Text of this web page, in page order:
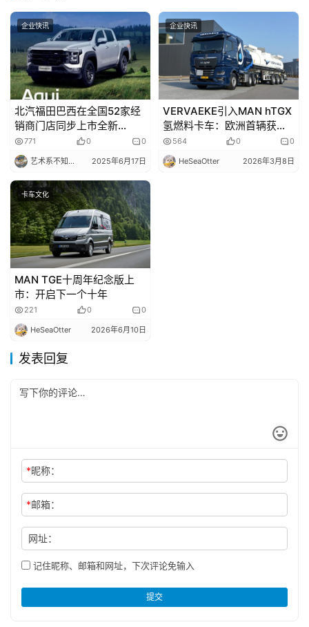
企业快讯
北汽福田巴西在全国52家经
销商门店同步上市全新
TUNLAND V皮卡，属地化
发展战略再落一子
771 0 0
艺术系不知名选手 2025年6月17日
企业快讯
VERVAEKE引入MAN hTGX
氢燃料卡车：欧洲首辆获
ADR认证的零排放重型车
564 0 0
HeSeaOtter 2026年3月8日
卡车文化
MAN TGE十周年纪念版上
市：开启下一个十年
221 0 0
HeSeaOtter 2026年6月10日
发表回复
*昵称：
*邮箱：
网址：
记住昵称、邮箱和网址，下次评论免输入
提交